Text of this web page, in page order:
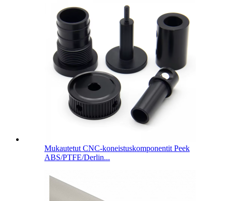
Mukautetut CNC-koneistuskomponentit Peek
ABS/PTFE/Derlin...